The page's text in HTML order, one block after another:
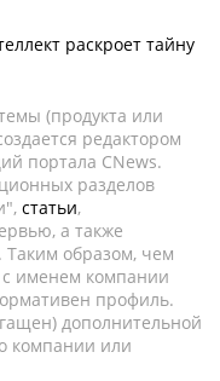
раскроет тайну
(продукта или
редактором
портала CNews.
разделов
статьи,
а также
Таким образом, чем
именем компании
профиль.
дополнительной
компании или